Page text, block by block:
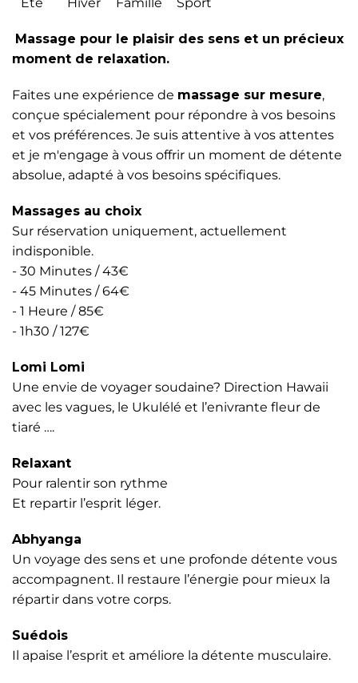
Massage pour le plaisir des sens et un précieux
moment de relaxation.
Faites une expérience de massage sur mesure,
conçue spécialement pour répondre à vos besoins
et vos préférences. Je suis attentive à vos attentes
et je m'engage à vous offrir un moment de détente
absolue, adapté à vos besoins spécifiques.
Massages au choix
Sur réservation uniquement, actuellement
indisponible.
- 30 Minutes / 43€
- 45 Minutes / 64€
- 1 Heure / 85€
- 1h30 / 127€
Lomi Lomi
Une envie de voyager soudaine? Direction Hawaii
avec les vagues, le Ukulélé et l’enivrante fleur de
tiaré ….
Relaxant
Pour ralentir son rythme
Et repartir l’esprit léger.
Abhyanga
Un voyage des sens et une profonde détente vous
accompagnent. Il restaure l’énergie pour mieux la
répartir dans votre corps.
Suédois
Il apaise l’esprit et améliore la détente musculaire.